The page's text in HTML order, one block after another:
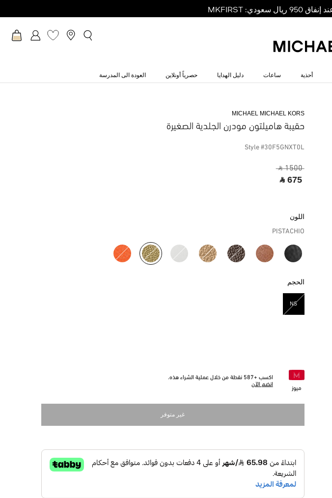
أحذية ساعات دليل الهدايا حصرياً أونلاين العودة الى المدرسة
MICHAEL MICHAEL KORS
حقيبة هاميلتون مودرن الجلدية الصغيرة
Style #30F5GNXT0L
‎ ⃁ 1500 ‎
‎ ⃁ 675 ‎
اللون
PISTACHIO
مختار
الحجم
NS
مختار
ميوز
اكسب +587 نقطة من خلال عملية الشراء هذه.
انضم الآن
غير متوفر